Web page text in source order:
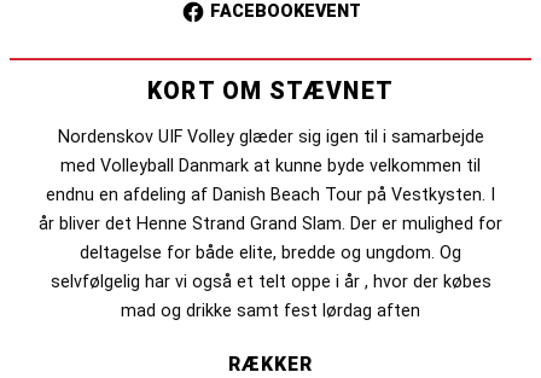
FACEBOOKEVENT
KORT OM STÆVNET
Nordenskov UIF Volley glæder sig igen til i samarbejde
med Volleyball Danmark at kunne byde velkommen til
endnu en afdeling af Danish Beach Tour på Vestkysten. I
år bliver det Henne Strand Grand Slam. Der er mulighed for
deltagelse for både elite, bredde og ungdom. Og
selvfølgelig har vi også et telt oppe i år , hvor der købes
mad og drikke samt fest lørdag aften
RÆKKER